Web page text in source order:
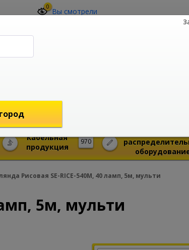
0 Вы смотрели
970
Кабельная
продукция
Рисовая SE-RICE-540M, 40 ламп, 5м, мульти
5м, мульти